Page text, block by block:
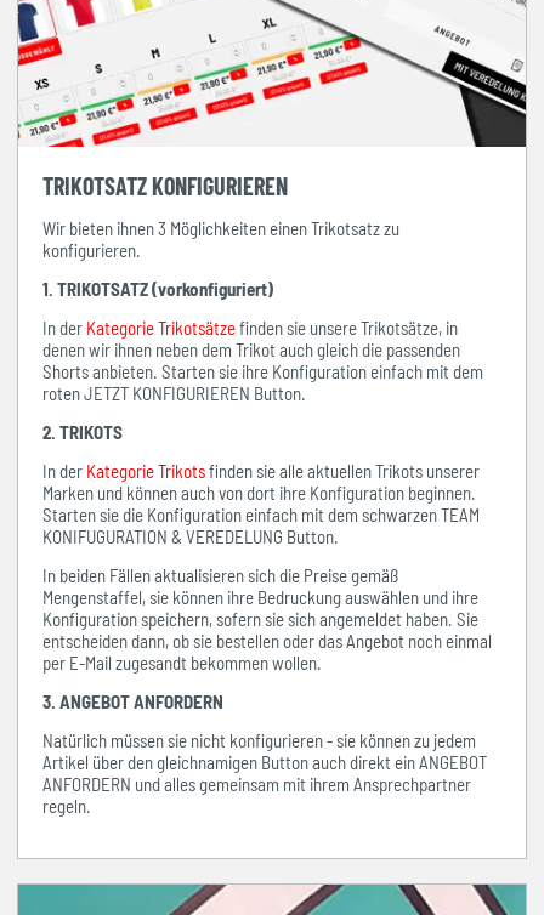
TRIKOTSATZ KONFIGURIEREN
Wir bieten ihnen 3 Möglichkeiten einen Trikotsatz zu
konfigurieren.
1. TRIKOTSATZ (vorkonfiguriert)
In der Kategorie Trikotsätzefinden sie unsere Trikotsätze, in
denen wir ihnen neben dem Trikot auch gleich die passenden
Shorts anbieten. Starten sie ihre Konfiguration einfach mit dem
roten JETZT KONFIGURIEREN Button.
2. TRIKOTS
In der Kategorie Trikotsfinden sie alle aktuellen Trikots unserer
Marken und können auch von dort ihre Konfiguration beginnen.
Starten sie die Konfiguration einfach mit dem schwarzen TEAM
KONIFUGURATION & VEREDELUNG Button.
In beiden Fällen aktualisieren sich die Preise gemäß
Mengenstaffel, sie können ihre Bedruckung auswählen und ihre
Konfiguration speichern, sofern sie sich angemeldet haben. Sie
entscheiden dann, ob sie bestellen oder das Angebot noch einmal
per E-Mail zugesandt bekommen wollen.
3. ANGEBOT ANFORDERN
Natürlich müssen sie nicht konfigurieren - sie können zu jedem
Artikel über den gleichnamigen Button auch direkt ein ANGEBOT
ANFORDERN und alles gemeinsam mit ihrem Ansprechpartner
regeln.